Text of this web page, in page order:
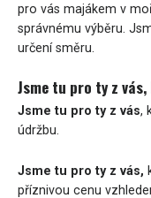
pro vás majákem v
správnému výběru.
určení směru.
Jsme tu pro ty z
Jsme tu pro ty z vás,
údržbu.
Jsme tu pro ty z vás,
příznivou cenu